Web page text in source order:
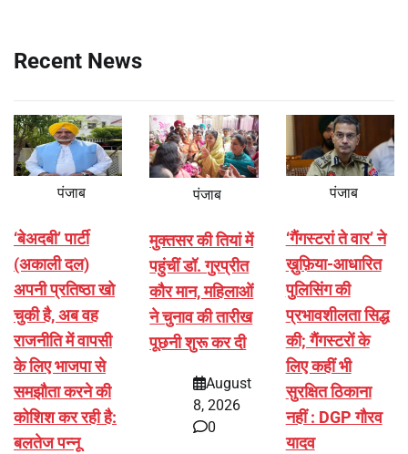
Recent News
पंजाब
‘बेअदबी’ पार्टी
(अकाली दल)
अपनी प्रतिष्ठा खो
चुकी है, अब वह
राजनीति में वापसी
के लिए भाजपा से
समझौता करने की
कोशिश कर रही है:
बलतेज पन्नू
पंजाब
मुक्तसर की तियां में
पहुंचीं डॉ. गुरप्रीत
कौर मान, महिलाओं
ने चुनाव की तारीख
पूछनी शुरू कर दी
August
8, 2026
0
पंजाब
‘गैंगस्टरां ते वार’ ने
ख़ुफ़िया-आधारित
पुलिसिंग की
प्रभावशीलता सिद्ध
की; गैंगस्टरों के
लिए कहीं भी
सुरक्षित ठिकाना
नहीं : DGP गौरव
यादव